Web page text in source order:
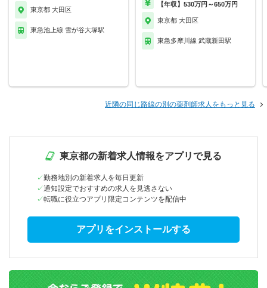
東京都 大田区
東急池上線 雪が谷大塚駅
【年収】530万円～650万円
東京都 大田区
東急多摩川線 武蔵新田駅
近隣の同じ路線の別の薬剤師求人をもっと見る
東京都の新着求人情報をアプリで見る
勤務地別の新着求人を毎日更新
通知設定でおすすめの求人を見逃さない
転職に役立つアプリ限定コンテンツを配信中
アプリをインストールする